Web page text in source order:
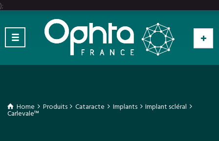
);
Home Produits Cataracte Implants Implant scléral
Carlevale™